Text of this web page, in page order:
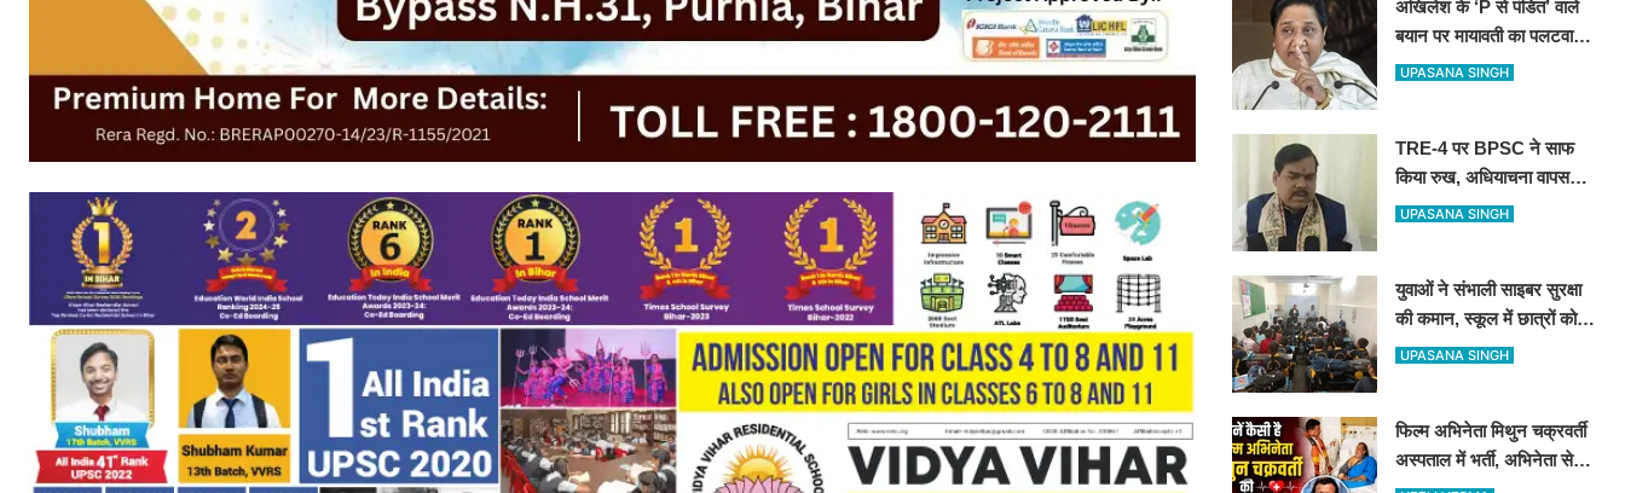
अखिलेश के ‘P से पंडित’ वाले
बयान पर मायावती का पलटवार,
सपा को बताया ‘गिरगिट की तरह
UPASANA SINGH
TRE-4 पर BPSC ने साफ
किया रुख, अधियाचना वापस
नहीं हुई; खामियां सुधारने के बाद
UPASANA SINGH
युवाओं ने संभाली साइबर सुरक्षा
की कमान, स्कूल में छात्रों को
सिखाए ऑनलाइन फ्रॉड से
UPASANA SINGH
फिल्म अभिनेता मिथुन चक्रवर्ती
अस्पताल में भर्ती, अभिनेता से